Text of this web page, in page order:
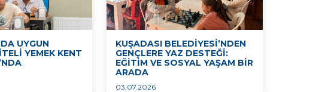
UYGUN
YEMEK KENT
KUŞADASI BELEDİYESİ’NDEN
GENÇLERE YAZ DESTEĞİ:
EĞİTİM VE SOSYAL YAŞAM BİR
ARADA
03.07.2026